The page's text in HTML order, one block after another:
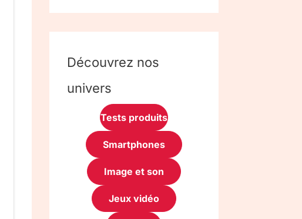
Découvrez nos
univers
Tests produits
Smartphones
Image et son
Jeux vidéo